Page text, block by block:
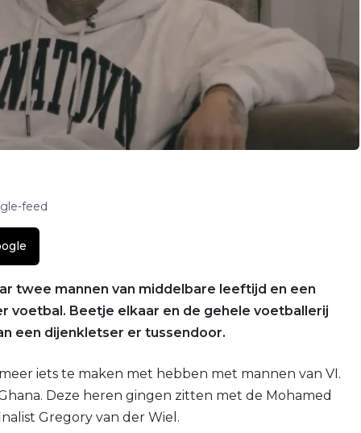
feed
twee mannen van middelbare leeftijd en een
voetbal. Beetje elkaar en de gehele voetballerij
een dijenkletser er tussendoor.
iets te maken met hebben met mannen van VI.
Deze heren gingen zitten met de Mohamed
Gregory van der Wiel.